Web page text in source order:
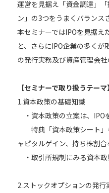
運営を見据え「資金調達」
ン」の3つをうまくバランス
本セミナーではIPOを見据え
と、さらにIPO企業の多く
の発行実務及び資産管理会
【セミナーで取り扱うテーマ】
1.資本政策の基礎知識
・資本政策の立案は、IPO
特典「資本政策シート」
ャピタルゲイン、持ち株割合
・取引所規制にみる資本
2.ストックオプションの発行